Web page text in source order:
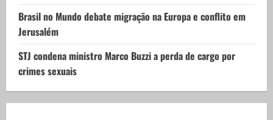
Brasil no Mundo debate migração na Europa e conflito em
Jerusalém
STJ condena ministro Marco Buzzi a perda de cargo por
crimes sexuais